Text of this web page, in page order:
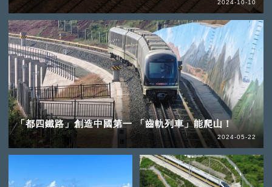
2024-10-10
「都四鐵路」創造中國第一 「齒軌列車」能爬山！
2024-05-22